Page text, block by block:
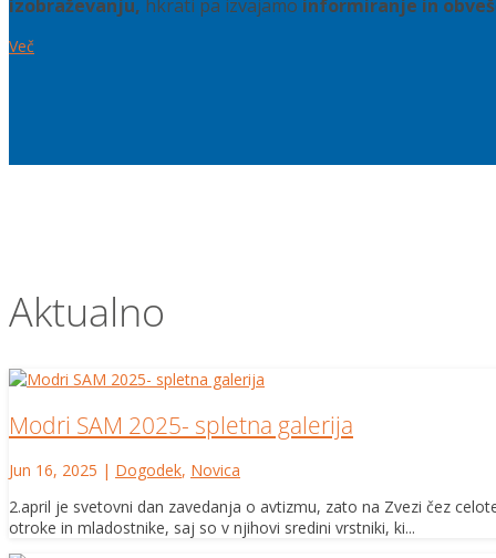
izobraževanju, hkrati pa izvajamo informiranje in
Več
Aktualno
Modri SAM 2025- spletna galerija
Jun 16, 2025 | Dogodek, Novica
2.april je svetovni dan zavedanja o avtizmu, zato na Zvezi čez
otroke in mladostnike, saj so v njihovi sredini vrstniki, ki...